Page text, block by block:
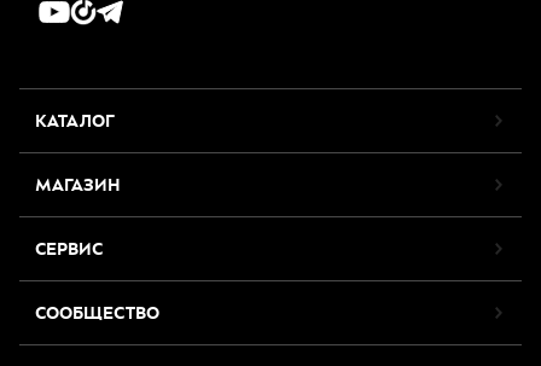
КАТАЛОГ
МАГАЗИН
СЕРВИС
СООБЩЕСТВО